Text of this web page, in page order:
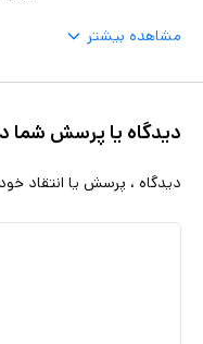
مشاهده بیشتر
دیدگاه یا پرسش شما
دیدگاه ، پرسش یا انتقاد